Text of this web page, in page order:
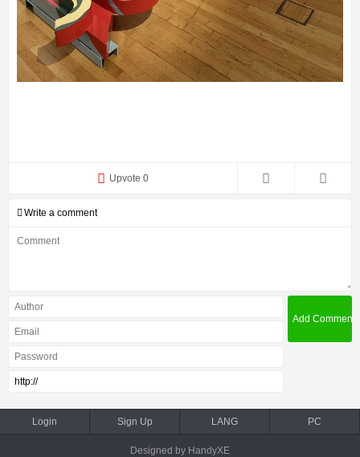
Upvote 0
Write a comment
Login Sign Up LANG PC
Designed by HandyXE